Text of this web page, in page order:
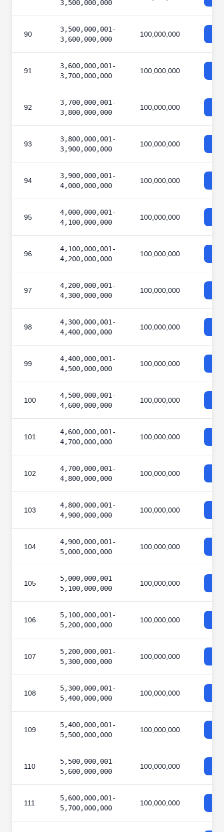
3,500,000,000
90
3,500,000,001-
3,600,000,000
100,000,000
91
3,600,000,001-
3,700,000,000
100,000,000
92
3,700,000,001-
3,800,000,000
100,000,000
93
3,800,000,001-
3,900,000,000
100,000,000
94
3,900,000,001-
4,000,000,000
100,000,000
95
4,000,000,001-
4,100,000,000
100,000,000
96
4,100,000,001-
4,200,000,000
100,000,000
97
4,200,000,001-
4,300,000,000
100,000,000
98
4,300,000,001-
4,400,000,000
100,000,000
99
4,400,000,001-
4,500,000,000
100,000,000
100
4,500,000,001-
4,600,000,000
100,000,000
101
4,600,000,001-
4,700,000,000
100,000,000
102
4,700,000,001-
4,800,000,000
100,000,000
103
4,800,000,001-
4,900,000,000
100,000,000
104
4,900,000,001-
5,000,000,000
100,000,000
105
5,000,000,001-
5,100,000,000
100,000,000
106
5,100,000,001-
5,200,000,000
100,000,000
107
5,200,000,001-
5,300,000,000
100,000,000
108
5,300,000,001-
5,400,000,000
100,000,000
109
5,400,000,001-
5,500,000,000
100,000,000
110
5,500,000,001-
5,600,000,000
100,000,000
111
5,600,000,001-
5,700,000,000
100,000,000